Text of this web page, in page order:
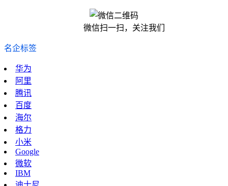
微信扫一扫，关注我们
名企标签
华为
阿里
腾讯
百度
海尔
格力
小米
Google
微软
IBM